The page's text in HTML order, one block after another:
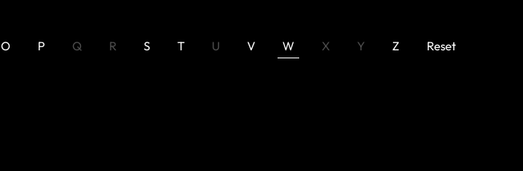
O P Q R S T U V W X Y Z Reset